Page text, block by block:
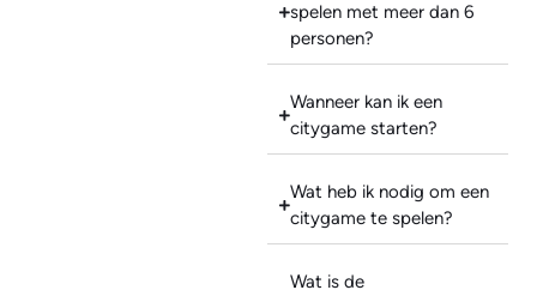
spelen met meer dan 6
personen?
Wanneer kan ik een
citygame starten?
Wat heb ik nodig om een
citygame te spelen?
Wat is de